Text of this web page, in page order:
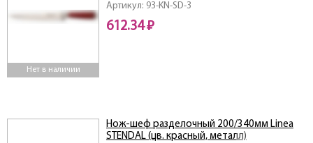
Нет в наличии
Артикул: 93-KN-SD-3
612.34 ₽
Нож-шеф разделочный 200/340мм Linea
STENDAL (цв. красный, металл)